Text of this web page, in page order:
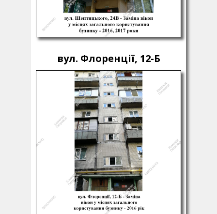
вул. Флоренції, 12-Б